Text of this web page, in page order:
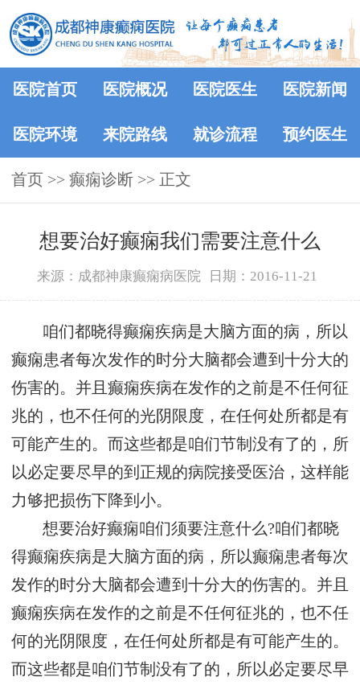
医院首页 医院概况 医院医生 医院新闻
医院环境 来院路线 就诊流程 预约医生
首页 >> 癫痫诊断 >> 正文
想要治好癫痫我们需要注意什么
来源：成都神康癫痫病医院 日期：2016-11-21
咱们都晓得癫痫疾病是大脑方面的病，所以
癫痫患者每次发作的时分大脑都会遭到十分大的
伤害的。并且癫痫疾病在发作的之前是不任何征
兆的，也不任何的光阴限度，在任何处所都是有
可能产生的。而这些都是咱们节制没有了的，所
以必定要尽早的到正规的病院接受医治，这样能
力够把损伤下降到小。
想要治好癫痫咱们须要注意什么?咱们都晓
得癫痫疾病是大脑方面的病，所以癫痫患者每次
发作的时分大脑都会遭到十分大的伤害的。并且
癫痫疾病在发作的之前是不任何征兆的，也不任
何的光阴限度，在任何处所都是有可能产生的。
而这些都是咱们节制没有了的，所以必定要尽早